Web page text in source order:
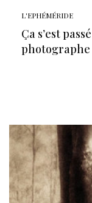
L'EPHÉMÉRIDE
Ça s’est